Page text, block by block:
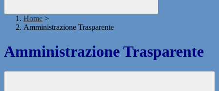
Home >
Amministrazione Trasparente
Amministrazione Trasparente